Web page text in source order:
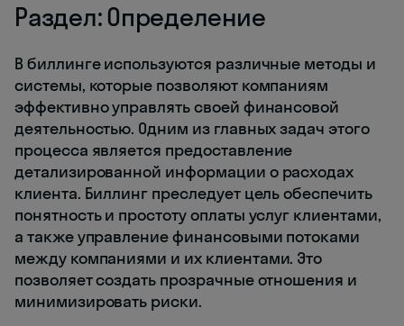
Раздел: Определение
В биллинге используются различные методы и
системы, которые позволяют компаниям
эффективно управлять своей финансовой
деятельностью. Одним из главных задач этого
процесса является предоставление
детализированной информации о расходах
клиента. Биллинг преследует цель обеспечить
понятность и простоту оплаты услуг клиентами,
а также управление финансовыми потоками
между компаниями и их клиентами. Это
позволяет создать прозрачные отношения и
минимизировать риски.